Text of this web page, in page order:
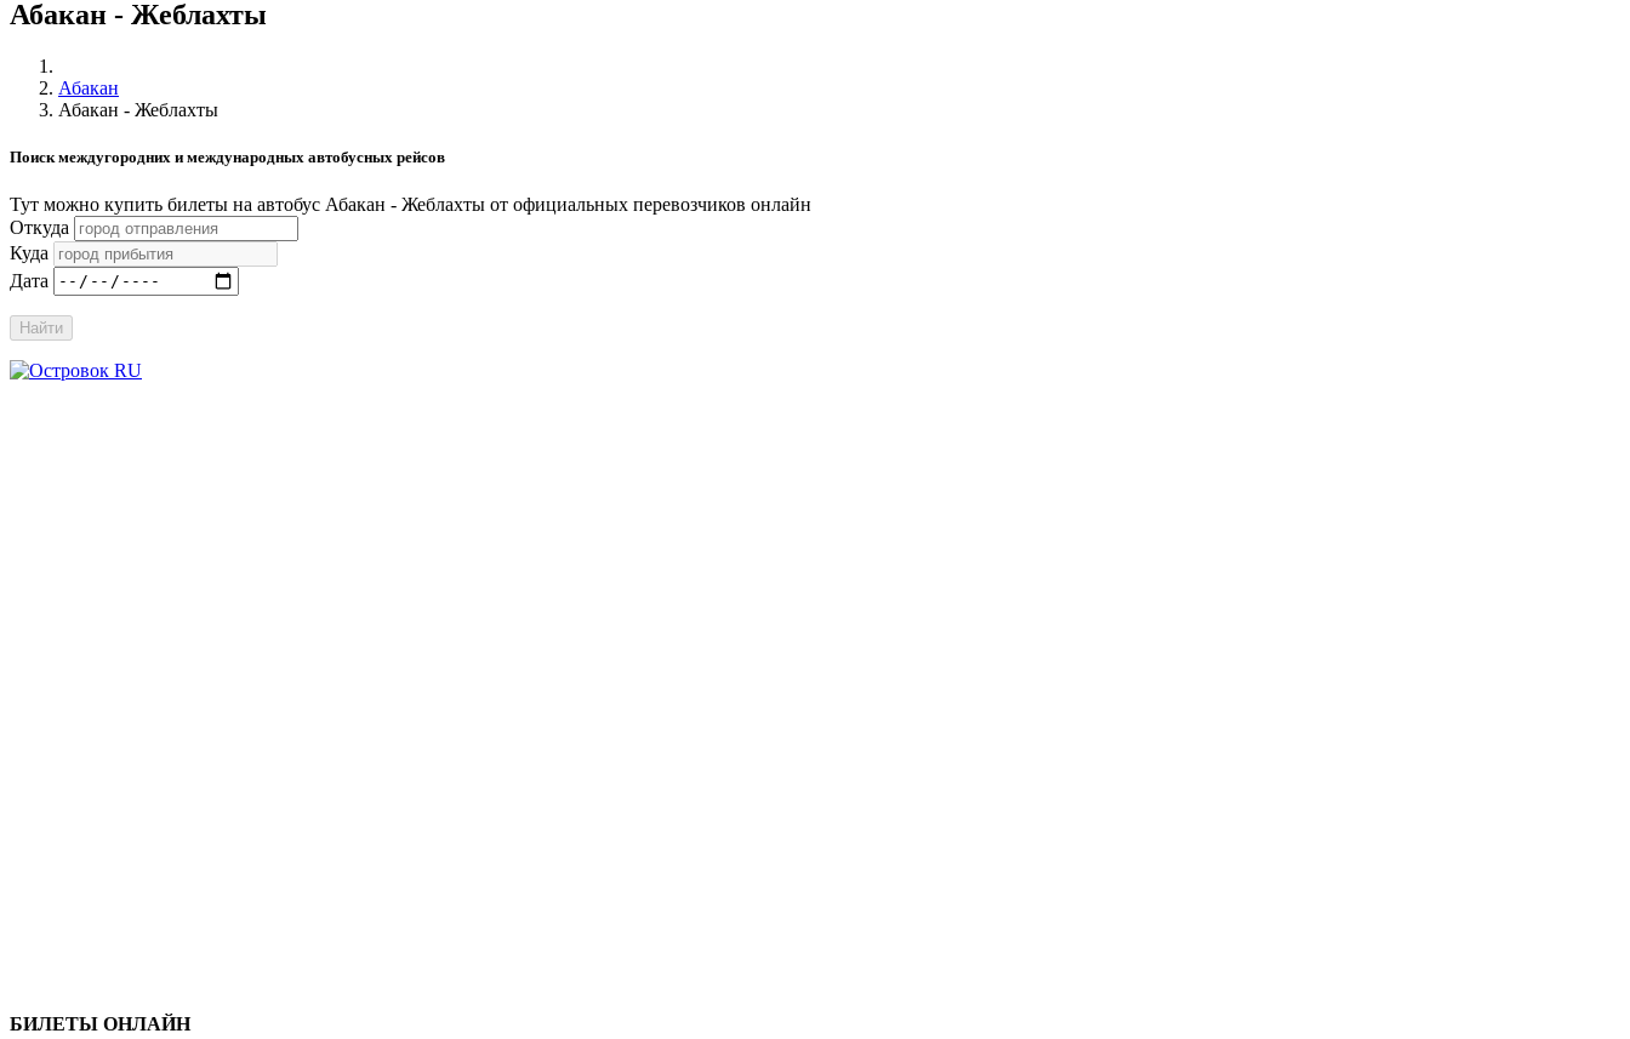
Абакан - Жеблахты
Абакан
Абакан - Жеблахты
Поиск междугородних и международных автобусных рейсов
Тут можно купить билеты на автобус Абакан - Жеблахты от официальных перевозчиков онлайн
Откуда
Куда
Дата
Найти
БИЛЕТЫ ОНЛАЙН